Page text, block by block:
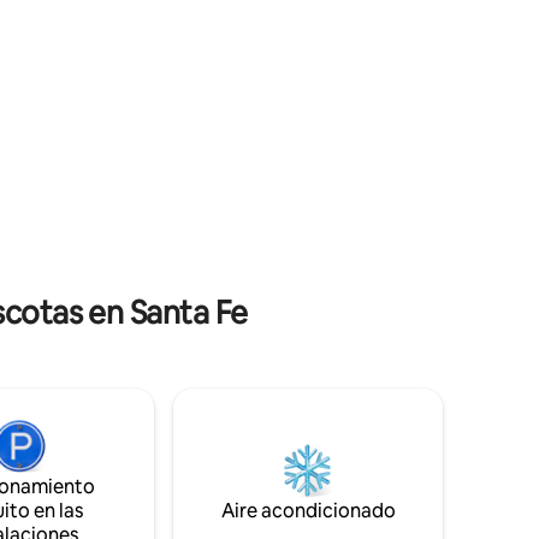
en Santa Fe
en las
Aire acondicionado